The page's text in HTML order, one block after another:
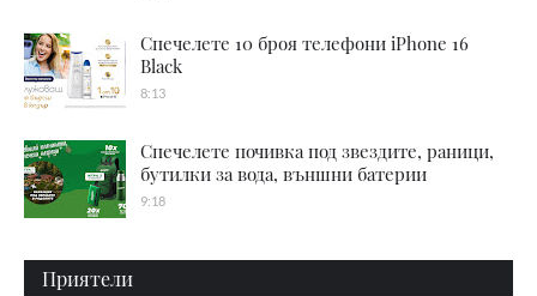
Спечелете 10 броя телефони iPhone 16
Black
8:13
Спечелете почивка под звездите, раници,
бутилки за вода, външни батерии
9:18
Приятели